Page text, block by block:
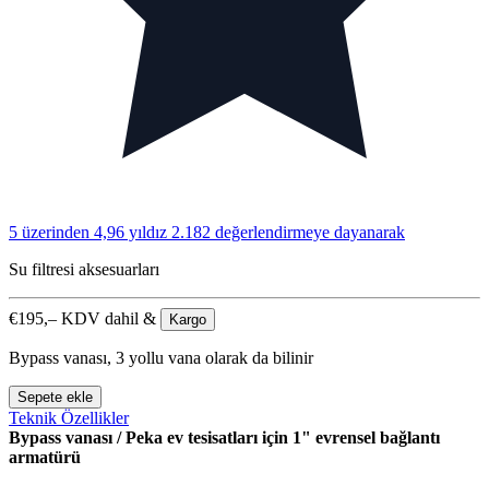
5 üzerinden 4,96 yıldız 2.182 değerlendirmeye dayanarak
Su filtresi aksesuarları
€195,– KDV dahil & Kargo
Bypass vanası, 3 yollu vana olarak da bilinir
Sepete ekle
Teknik Özellikler
Bypass vanası / Peka ev tesisatları için 1" evrensel bağlantı
armatürü